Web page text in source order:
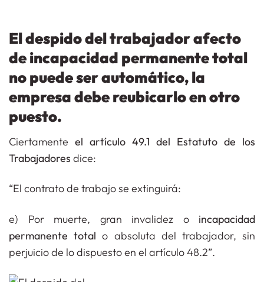
El despido del trabajador afecto
de incapacidad permanente total
no puede ser automático, la
empresa debe reubicarlo en otro
puesto.
Ciertamente el artículo 49.1 del Estatuto de los
Trabajadores dice:
“El contrato de trabajo se extinguirá:
e) Por muerte, gran invalidez o incapacidad
permanente total o absoluta del trabajador, sin
perjuicio de lo dispuesto en el artículo 48.2”.